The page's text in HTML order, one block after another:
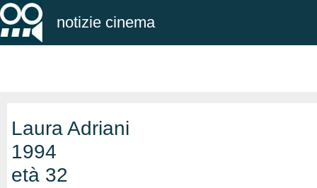
notizie cinema
Laura Adriani
1994
età 32